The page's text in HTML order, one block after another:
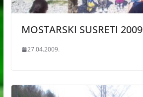
MOSTARSKI SUSRETI 2009
27.04.2009.